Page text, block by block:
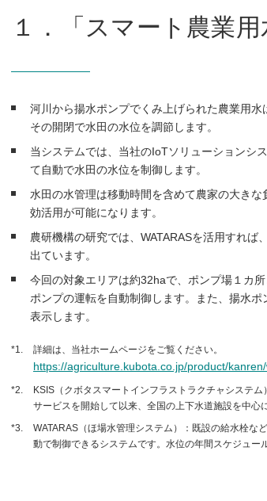
１．「スマート農業
河川から揚水ポンプでくみ上げられた農業用
その開閉で水田の水位を調節します。
当システムでは、当社のIoTソリューションシ
て自動で水田の水位を制御します。
水田の水管理は移動時間を含めて農家の大き
効活用が可能になります。
農研機構の研究では、WATARASを活用すれ
出ています。
今回の対象エリアは約32haで、ポンプ場１カ
ポンプの運転を自動制御します。また、揚水
表示します。
*1. 詳細は、当社ホームページをご覧ください。
https://agriculture.kubota.co.jp/product/
*2.
KSIS（クボタスマートインフラストラクチャシステ
サービスを開始して以来、全国の上下水道施設を中心
*3.
WATARAS（ほ場水管理システム）：既設の給水栓な
動で制御できるシステムです。水位の年間スケジュー